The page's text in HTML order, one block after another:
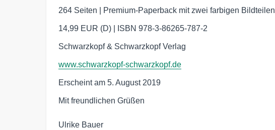
264 Seiten | Premium-Paperback mit zwei farbigen Bildteilen
14,99 EUR (D) | ISBN 978-3-86265-787-2
Schwarzkopf & Schwarzkopf Verlag
www.schwarzkopf-schwarzkopf.de
Erscheint am 5. August 2019
Mit freundlichen Grüßen
Ulrike Bauer